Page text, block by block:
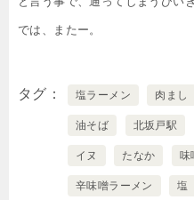
では、またー。
タグ 塩ラーメン 肉まし
油そば 北坂戸駅
イヌ たなか 味
辛味噌ラーメン 塩